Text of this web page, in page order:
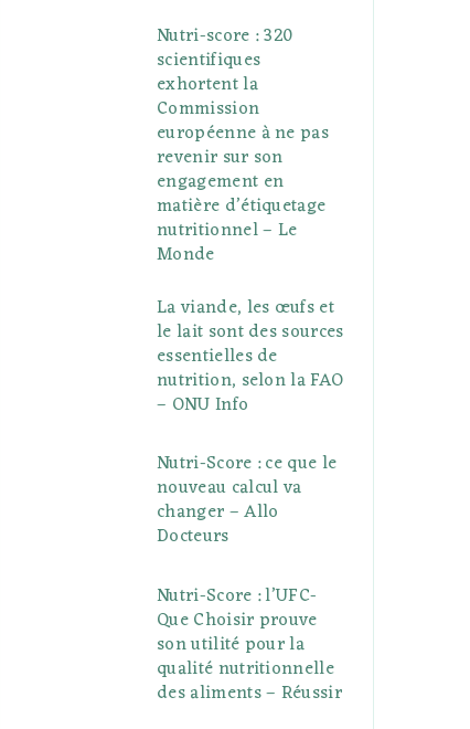
Nutri-score : 320
scientifiques
exhortent la
Commission
européenne à ne pas
revenir sur son
engagement en
matière d’étiquetage
nutritionnel – Le
Monde
La viande, les œufs et
le lait sont des sources
essentielles de
nutrition, selon la FAO
– ONU Info
Nutri-Score : ce que le
nouveau calcul va
changer – Allo
Docteurs
Nutri-Score : l’UFC-
Que Choisir prouve
son utilité pour la
qualité nutritionnelle
des aliments – Réussir